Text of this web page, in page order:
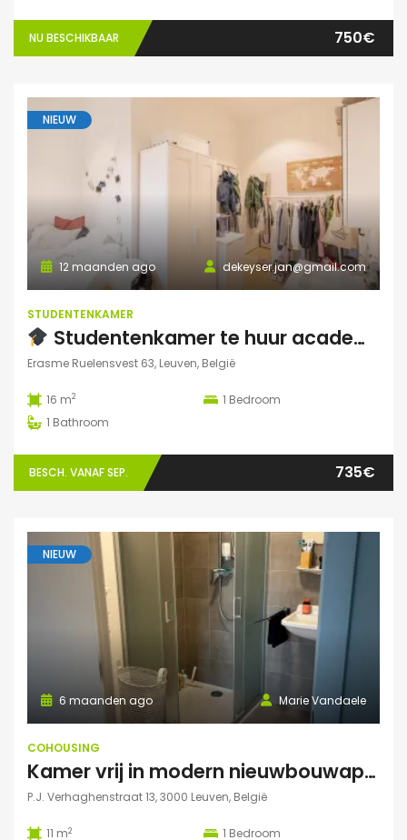
NU BESCHIKBAAR 750€
NIEUW
dekeyser.jan@gmail.com
12 maanden ago
STUDENTENKAMER
Studentenkamer te huur academiejaar 2025-2026 – Ruelensvest 63, Leuven (Naamsepoort)
Erasme Ruelensvest 63, Leuven, België
16 m2 1 Bedroom
1 Bathroom
BESCH. VANAF SEP. 735€
NIEUW
Marie Vandaele
6 maanden ago
COHOUSING
Kamer vrij in modern nieuwbouwappartement Leuven
P.J. Verhaghenstraat 13, 3000 Leuven, België
11 m2 1 Bedroom